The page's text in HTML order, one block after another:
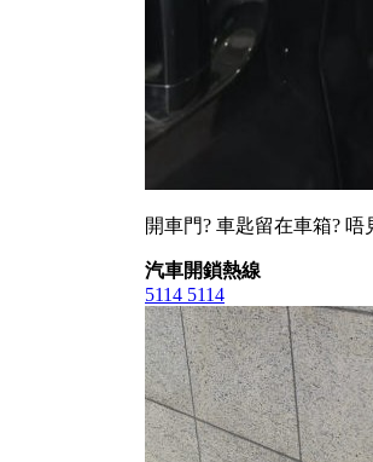
開車門? 車匙留在車箱? 唔
汽車開鎖熱線
5114 5114